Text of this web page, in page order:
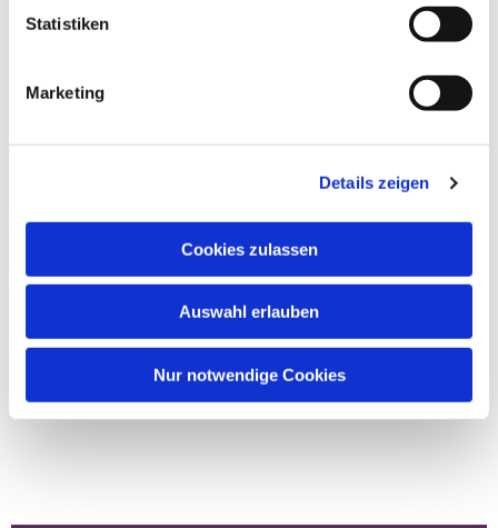
Statistiken
Marketing
Details zeigen
Cookies zulassen
Auswahl erlauben
Nur notwendige Cookies
andere Räume verlegte Proben.